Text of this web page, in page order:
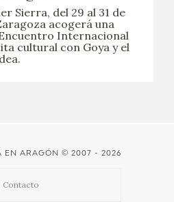
Sierra, del 29 al 31 de
acogerá una
Internacional
cultural con Goya y el
EN ARAGÓN © 2007 - 2026
Contacto